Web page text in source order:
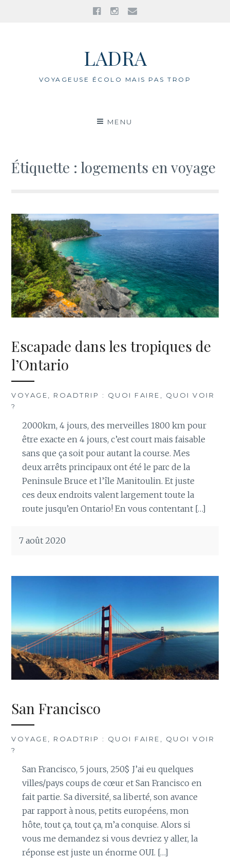
FacebookInstagram
LADRA
VOYAGEUSE ÉCOLO MAIS PAS TROP
MENU
Étiquette : logements en voyage
Escapade dans les tropiques de
l’Ontario
VOYAGE, ROADTRIP : QUOI FAIRE, QUOI VOIR
?
2000km, 4 jours, des merveilles 1800 km pour
être exacte en 4 jours, c’est court mais faisable
sans que ça soit pour autant la course. Mes
deux arrêts principaux ont été le parc de la
Peninsule Bruce et l’île Manitoulin. Et juste
ces deux endroits valent largement toute la
route jusqu’en Ontario! En vous contentant […]
7 août 2020
San Francisco
VOYAGE, ROADTRIP : QUOI FAIRE, QUOI VOIR
?
San Francisco, 5 jours, 250$ J’ai eu quelques
villes/pays coups de cœur et San Francisco en
fait partie. Sa diversité, sa liberté, son avance
par rapport à nous, petits européens, mon
hôte, tout ça, tout ça, m’a conquise. Alors si
vous me demandez si vous devriez y aller, la
réponse est juste un énorme OUI. […]